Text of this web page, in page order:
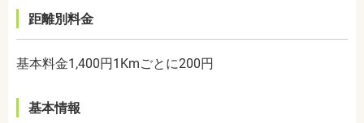
距離別料金
基本料金1,400円1Kmごとに200円
基本情報